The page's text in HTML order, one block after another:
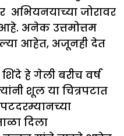
अभियनयाच्या जोरावर
अनेक उत्तमोत्तम
आहेत, अजूनही देत
हे गेली बरीच वर्ष
शूल या चित्रपटात
दिला